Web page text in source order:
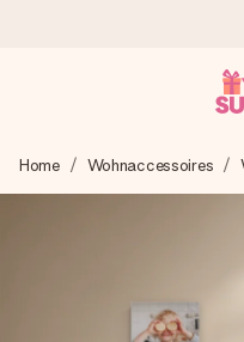
Wir bereiten dein
blitzschnell – damit du
überreichen kannst,
4,7 (basierend
Home Wohnaccessoires